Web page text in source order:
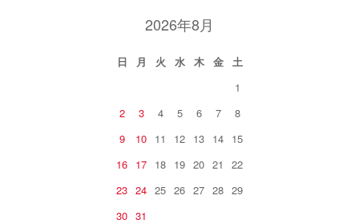
2026年8月
日 月 火 水 木 金
土
1
2
3 4 5 6 7
8
9
10 11 12 13 14 15
16 17 18 19 20 21
22
23 24 25 26 27 28 29
30 31